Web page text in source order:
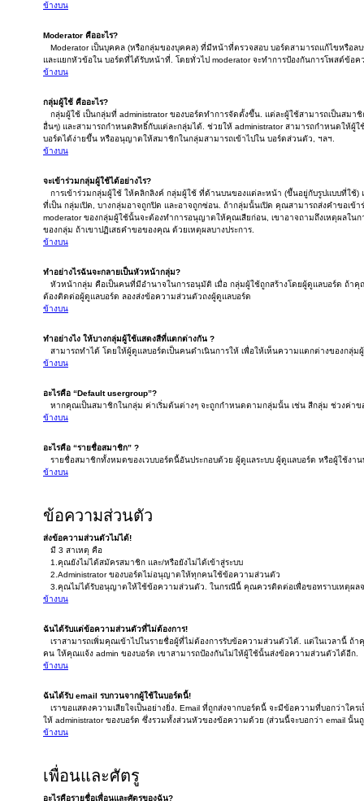
ข้างบน
Moderator คืออะไร?
Moderator เป็นบุคคล (หรือกลุ่มของบุคคล) ที่มีหน้าที่ตรวจสอบ บอร์ดสามารถแก้ไขหรือล
และแยกหัวข้อใน บอร์ดที่ได้รับหน้าที่. โดยทั่วไป moderator จะทำการป้องกันการโพสต์ข้อ
ข้างบน
กลุ่มผู้ใช้ คืออะไร?
กลุ่มผู้ใช้ เป็นกลุ่มที่ administrator ของบอร์ดทำการจัดตั้งขึ้น. แต่ละผู้ใช้สามารถเป็นสมา
อื่นๆ) และสามารถกำหนดสิทธิ์กับแต่ละกลุ่มได้. ช่วยให้ administrator สามารถกำหนดให้ผู้ใ
บอร์ดได้ง่ายขึ้น หรืออนุญาตให้สมาชิกในกลุ่มสามารถเข้าไปใน บอร์ดส่วนตัว, ฯลฯ.
ข้างบน
จะเข้าร่วมกลุ่มผู้ใช้ได้อย่างไร?
การเข้าร่วมกลุ่มผู้ใช้ ให้คลิกลิงค์ กลุ่มผู้ใช้ ที่ด้านบนของแต่ละหน้า (ขึ้นอยู่กับรูปแบบที่ใช้
ที่เป็น กลุ่มเปิด, บางกลุ่มอาจถูกปิด และอาจถูกซ่อน. ถ้ากลุ่มนั้นเปิด คุณสามารถส่งคำขอเข้
moderator ของกลุ่มผู้ใช้นั้นจะต้องทำการอนุญาตให้คุณเสียก่อน, เขาอาจถามถึงเหตุผลใน
ของกลุ่ม ถ้าเขาปฏิเสธคำขอของคุณ ด้วยเหตุผลบางประการ.
ข้างบน
ทำอย่างไรฉันจะกลายเป็นหัวหน้ากลุ่ม?
หัวหน้ากลุ่ม คือเป็นคนที่มีอำนาจในการอนุมัติ เมื่อ กลุ่มผู้ใช้ถูกสร้างโดยผู้ดูแลบอร์ด ถ้า
ต้องติดต่อผู้ดูแลบอร์ด ลองส่งข้อความส่วนตัวถงผู้ดูแลบอร์ด
ข้างบน
ทำอย่างไง ให้บางกลุ่มผู้ใช้แสดงสีที่แตกต่างกัน ?
สามารถทำได้ โดยให้ผู้ดูแลบอร์ดเป็นคนดำเนินการให้ เพื่อให้เห็นความแตกต่างของกลุ่ม
ข้างบน
อะไรคือ “Default usergroup”?
หากคุณเป็นสมาชิกในกลุ่ม ค่าเริ่มต้นต่างๆ จะถูกกำหนดตามกลุ่มนั้น เช่น สีกลุ่ม ช่วงค่า
ข้างบน
อะไรคือ “รายชื่อสมาชิก” ?
รายชื่อสมาชิกทั้งหมดของเวบบอร์ดนี้อันประกอบด้วย ผู้ดูแลระบบ ผู้ดูแลบอร์ด หรือผู้ใช้งาน
ข้างบน
ข้อความส่วนตัว
ส่งข้อความส่วนตัวไม่ได้!
มี 3 สาเหตุ คือ
1.คุณยังไม่ได้สมัครสมาชิก และ/หรือยังไม่ได้เข้าสู่ระบบ
2.Administrator ของบอร์ดไม่อนุญาตให้ทุกคนใช้ข้อความส่วนตัว
3.คุณไม่ได้รับอนุญาตให้ใช้ข้อความส่วนตัว. ในกรณีนี้ คุณควรติดต่อเพื่อขอทราบเหตุผลจ
ข้างบน
ฉันได้รับแต่ข้อความส่วนตัวที่ไม่ต้องการ!
เราสามารถเพิ่มคุณเข้าไปในรายชื่อผู้ที่ไม่ต้องการรับข้อความส่วนตัวได้. แต่ในเวลานี้ ถ้
คน ให้คุณแจ้ง admin ของบอร์ด เขาสามารถป้องกันไม่ให้ผู้ใช้นั้นส่งข้อความส่วนตัวได้อีก.
ข้างบน
ฉันได้รับ email รบกวนจากผู้ใช้ในบอร์ดนี้!
เราขอแสดงความเสียใจเป็นอย่างยิ่ง. Email ที่ถูกส่งจากบอร์ดนี้ จะมีข้อความที่บอกว่าใค
ให้ administrator ของบอร์ด ซึ่งรวมทั้งส่วนหัวของข้อความด้วย (ส่วนนี้จะบอกว่า email นั้นถู
ข้างบน
เพื่อนและศัตรู
อะไรคือรายชื่อเพื่อนและศัตรูของฉัน?